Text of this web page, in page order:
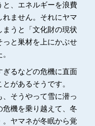
と、エネルギーを浪費
れません。それにヤマ
うと「文化財の現状
と巣材を上にかぶせ
ぎるなどの危機に直面
があるそうです。
そうやって雪に潜っ
機を乗り越えて、冬
ヤマネが冬眠から覚